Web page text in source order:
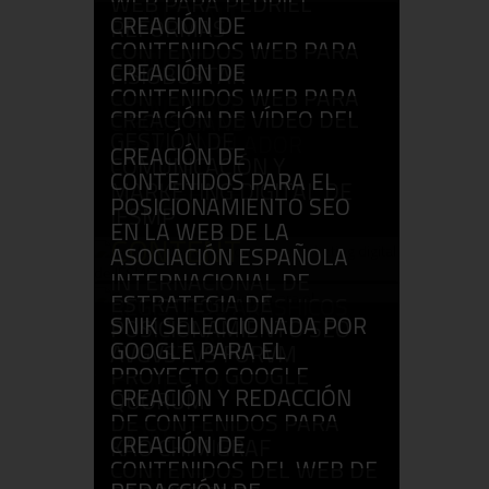
CONTENT
REFORMAS
CONTENT
CREACIÓN DE
CONTENIDOS WEB PARA
FISIOBUSTAR
CONTENT
CREACIÓN DE
CONTENIDOS WEB PARA
CIRCUS BAND
CONTENT
CREACIÓN DE VÍDEO DEL
DESV VENTILADOR
ECOLOGIC
CONTENT
GESTIÓN DE
COMUNICACIÓN Y
MARKETING DIGITAL DE
IESMP
CONTENT
CREACIÓN DE
CONTENIDOS PARA EL
POSICIONAMIENTO SEO
EN LA WEB DE LA
ASOCIACIÓN ESPAÑOLA
INTERNACIONAL DE
REGISTROS AKÁSHICOS
CONTENT
ESTRATEGIA DE
POSICIONAMIENTO SEO
AVGVSTVS FORVM
CONTENT
SNIK SELECCIONADA POR
GOOGLE PARA EL
PROYECTO GOOGLE
QUORUM
CONTENT
CREACIÓN Y REDACCIÓN
DE CONTENIDOS PARA
KAO CHIMIGRAF
CREACIÓN DE
CONTENIDOS DEL WEB DE